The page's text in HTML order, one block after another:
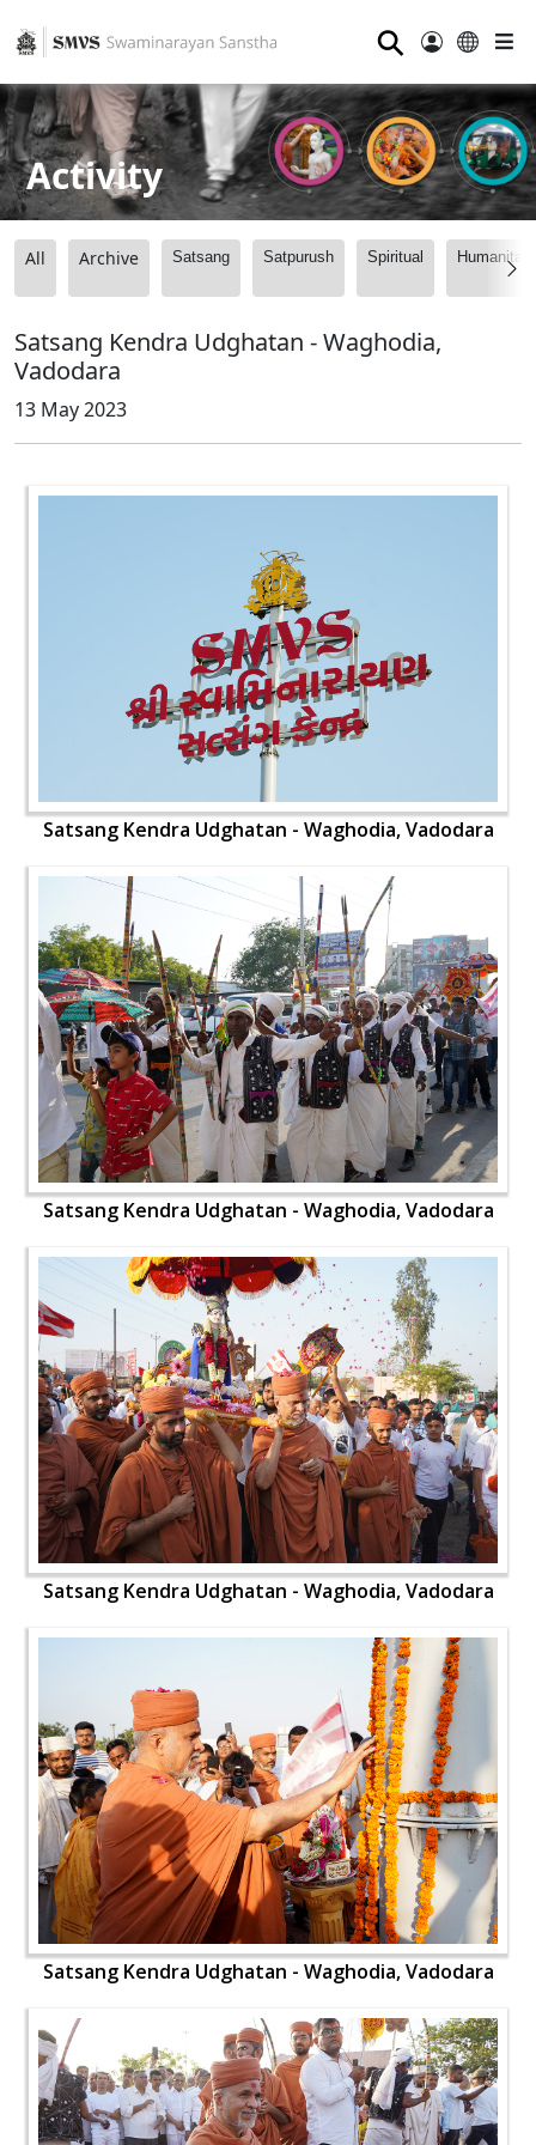
⚲
Activity
All Archive Satsang Satpurush Spiritual
Satsang Kendra Udghatan - Waghodia,
Vadodara
13 May 2023
Satsang Kendra Udghatan - Waghodia, Vadodara
Satsang Kendra Udghatan - Waghodia, Vadodara
Satsang Kendra Udghatan - Waghodia, Vadodara
Satsang Kendra Udghatan - Waghodia, Vadodara